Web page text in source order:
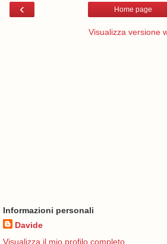
‹ Home page
Visualizza versione
Informazioni personali
Davide
Visualizza il mio profilo completo